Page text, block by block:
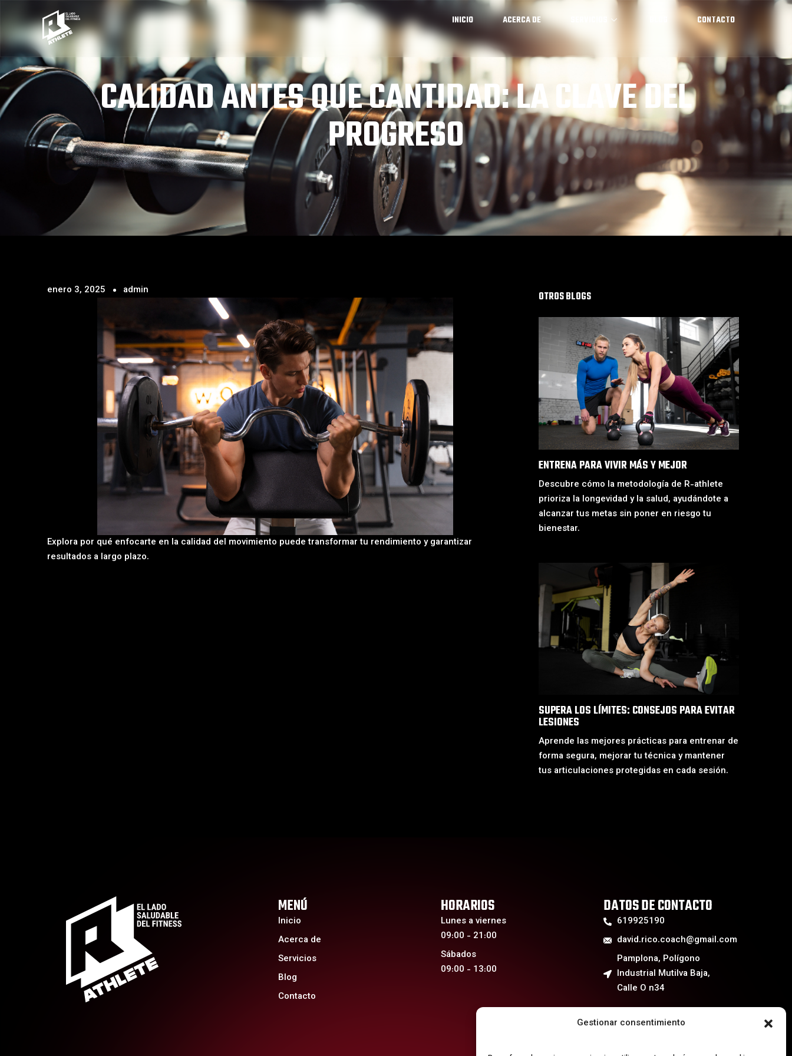
Gestionar consentimiento
INICIO ACERCA DE CONTACTO
CALIDAD ANTES QUE CANTIDAD: LA CLAVE DEL
PROGRESO
enero 3, 2025 admin
Explora por qué enfocarte en la calidad del movimiento puede transformar tu rendimiento y garantizar
resultados a largo plazo.
OTROS BLOGS
ENTRENA PARA VIVIR MÁS Y MEJOR
Descubre cómo la metodología de R-athlete
prioriza la longevidad y la salud, ayudándote a
alcanzar tus metas sin poner en riesgo tu
bienestar.
SUPERA LOS LÍMITES: CONSEJOS PARA EVITAR
LESIONES
Aprende las mejores prácticas para entrenar de
forma segura, mejorar tu técnica y mantener
tus articulaciones protegidas en cada sesión.
MENÚ
Inicio
Acerca de
Servicios
Blog
Contacto
HORARIOS
Lunes a viernes
09:00 - 21:00
Sábados
09:00 - 13:00
DATOS DE CONTACTO
619925190
david.rico.coach@gmail.com
Pamplona, Polígono
Industrial Mutilva Baja,
Calle O n34